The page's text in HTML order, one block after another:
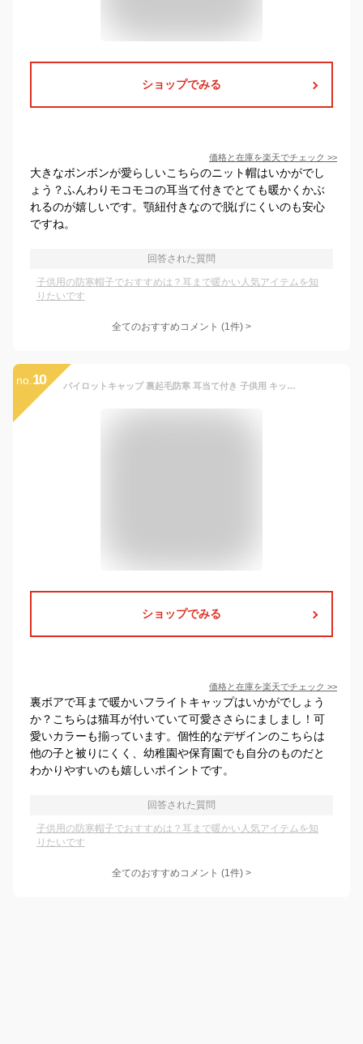
ショップでみる
価格と在庫を楽天でチェック >>
大きなボンボンが愛らしいこちらのニット帽はいかがでし
ょう？ふんわりモコモコの耳当て付きでとても暖かくかぶ
れるのが嬉しいです。顎紐付きなので脱げにくいのも安心
ですね。
回答された質問
子供用の防寒帽子でおすすめは？耳まで暖かい人気アイテムを知
りたいです
全てのおすすめコメント (1件) >
no. 10 パイロットキャップ 裏起毛防寒 耳当て付き 子供用 キッズ帽子 【秋冬用】 フライトキャップ アビエイターハット ロシア帽風 ボアフリース 無地 お揃い レディース用 大きいサイズ 防寒帽子 子供帽子
ショップでみる
価格と在庫を楽天でチェック >>
裏ボアで耳まで暖かいフライトキャップはいかがでしょう
か？こちらは猫耳が付いていて可愛ささらにましまし！可
愛いカラーも揃っています。個性的なデザインのこちらは
他の子と被りにくく、幼稚園や保育園でも自分のものだと
わかりやすいのも嬉しいポイントです。
回答された質問
子供用の防寒帽子でおすすめは？耳まで暖かい人気アイテムを知
りたいです
全てのおすすめコメント (1件) >